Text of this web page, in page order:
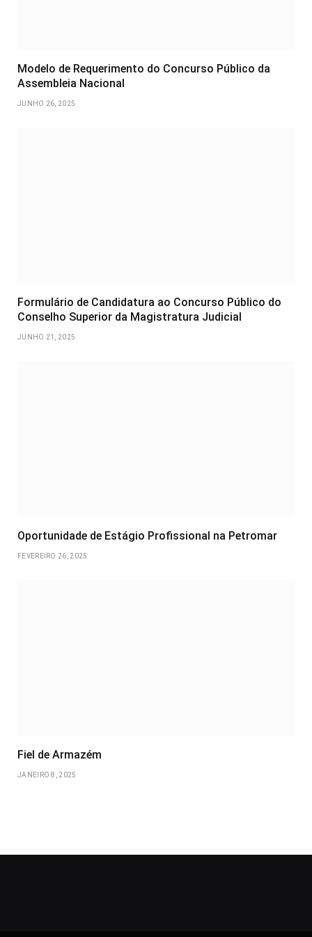
Modelo de Requerimento do Concurso Público da
Assembleia Nacional
JUNHO 26, 2025
Formulário de Candidatura ao Concurso Público do
Conselho Superior da Magistratura Judicial
JUNHO 21, 2025
Oportunidade de Estágio Profissional na Petromar
FEVEREIRO 26, 2025
Fiel de Armazém
JANEIRO 8, 2025